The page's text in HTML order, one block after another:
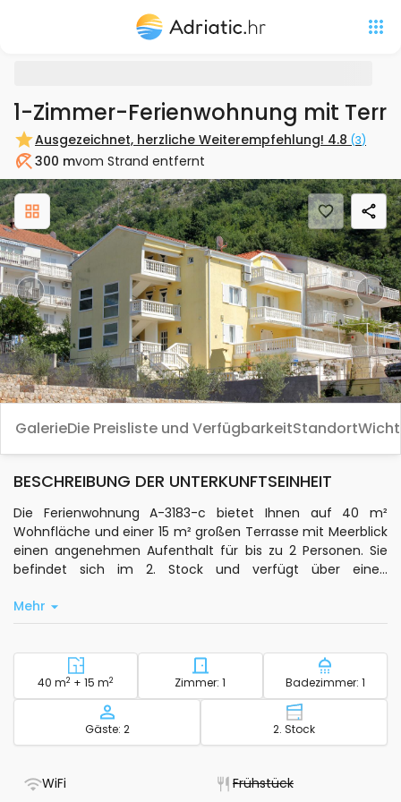
1-Zimmer-Ferienwohnung mit
Ausgezeichnet, herzliche Weiterempfehlung! 4.8 (3)
Strand300 mvom Strand entfernt
Previous Next
GalerieDie Preisliste und VerfügbarkeitStandort
BESCHREIBUNG DER UNTERKUNFTSEINHEIT
Die Ferienwohnung A-3183-c bietet Ihnen auf 40 m²
Wohnfläche und einer 15 m² großen Terrasse mit Meerblick
einen angenehmen Aufenthalt für bis zu 2 Personen. Sie
befindet sich im 2. Stock und verfügt über einen
Schlafzimmer ist im Preis inbegriffen und sorgt für
zusätzlichen Komfort.
Zur Ausstattung gehören Standard-WLAN,
Satellitenfernsehen, eine private Küche mit grundlegender
Küchenausstattung sowie ein Balkon. Handtücher,
Bettwäsche, ein Haartrockner, ein Bügeleisen mit Bügelbrett
und ein Kinderbett stehen Ihnen zur Verfügung. Die
Aufpreis willkommen.
Mehr
Bereich - Unterkunft
40 m2 + 15 m2 Anzahl der Schlafzimmer -
Zimmer: 1 Anzahl
Badezimmer: 1
Kapazität
Gäste: 2 Etage -
2. Stock
WiFi Frühstück- Nicht verfügbar